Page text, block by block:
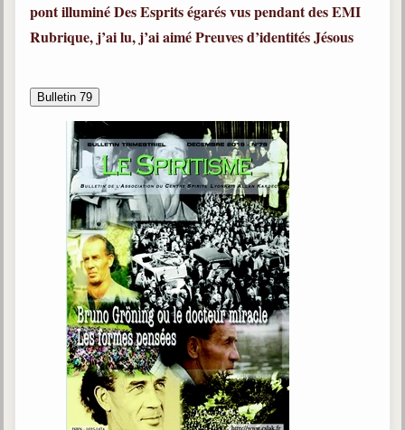
pont illuminéDes Esprits égarés vus pendant des EMI
Rubrique, j’ai lu, j’ai aiméPreuves d’identitésJésous
Bulletin 79